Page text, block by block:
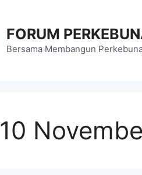
FORUM
Bersama Membangun
10